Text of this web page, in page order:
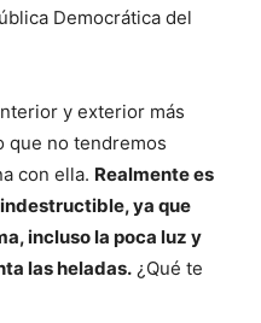
Democrática del
y exterior más
que no tendremos
con ella. Realmente es
ya que
incluso la poca luz y
las heladas. ¿Qué te